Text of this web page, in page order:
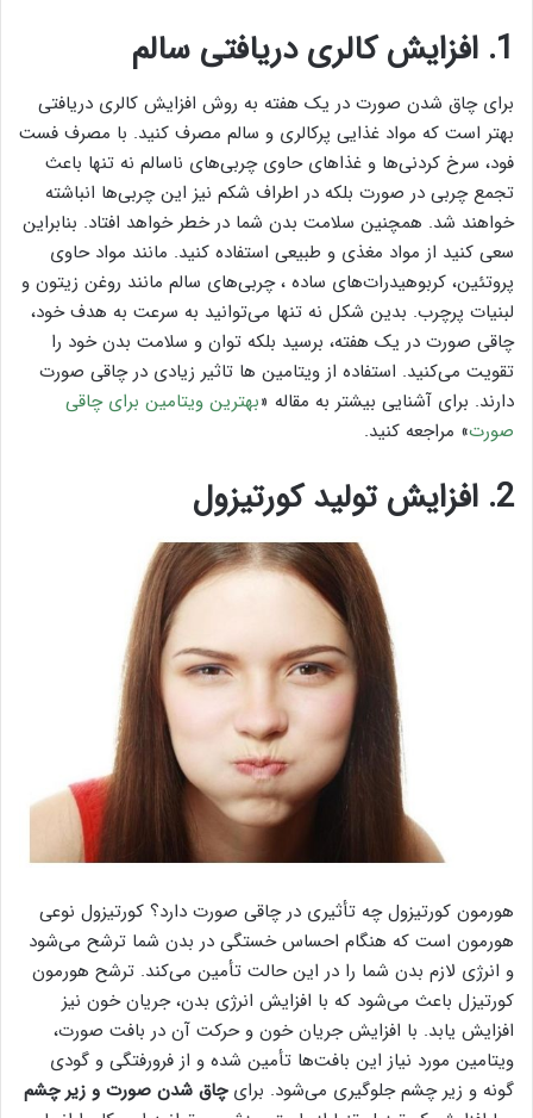
1. افزایش کالری دریافتی سالم
برای چاق شدن صورت در یک هفته به روش افزایش کالری دریافتی
بهتر است که مواد غذایی پرکالری و سالم مصرف کنید. با مصرف فست
فود، سرخ کردنی‌ها و غذاهای حاوی چربی‌های ناسالم نه تنها باعث
تجمع چربی در صورت بلکه در اطراف شکم نیز این چربی‌ها انباشته
خواهند شد. همچنین سلامت بدن شما در خطر خواهد افتاد. بنابراین
سعی کنید از مواد مغذی و طبیعی استفاده کنید. مانند مواد حاوی
پروتئین، کربوهیدرات‌های ساده ، چربی‌های سالم مانند روغن زیتون و
لبنیات پرچرب. بدین شکل نه تنها می‌توانید به سرعت به هدف خود،
چاقی صورت در یک هفته، برسید بلکه توان و سلامت بدن خود را
تقویت می‌کنید. استفاده از ویتامین ها تاثیر زیادی در چاقی صورت
دارند. برای آشنایی بیشتر به مقاله «بهترین ویتامین برای چاقی
صورت» مراجعه کنید.
2. افزایش تولید کورتیزول
هورمون کورتیزول چه تأثیری در چاقی صورت دارد؟ کورتیزول نوعی
هورمون است که هنگام احساس خستگی در بدن شما ترشح می‌شود
و انرژی لازم بدن شما را در این حالت تأمین می‌کند. ترشح هورمون
کورتیزل باعث می‌شود که با افزایش انرژی بدن، جریان خون نیز
افزایش یابد. با افزایش جریان خون و حرکت آن در بافت صورت،
ویتامین مورد نیاز این بافت‌ها تأمین شده و از فرورفتگی و گودی
گونه و زیر چشم جلوگیری می‌شود. برایچاق شدن صورت و زیر چشم